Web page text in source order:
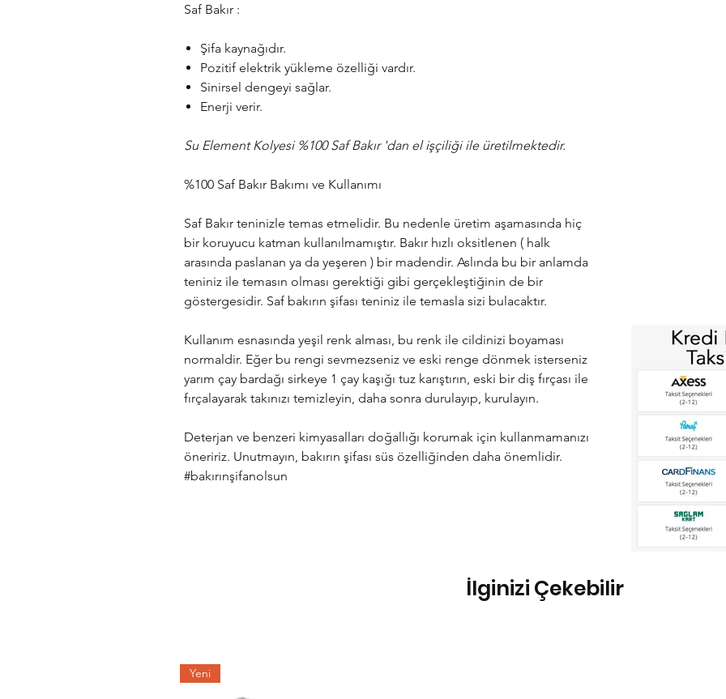
Saf Bakır :
Şifa kaynağıdır.
Pozitif elektrik yükleme özelliği vardır.
Sinirsel dengeyi sağlar.
Enerji verir.
Su Element Kolyesi %100 Saf Bakır 'dan el işçiliği ile üretilmektedir.
%100 Saf Bakır Bakımı ve Kullanımı
Saf Bakır teninizle temas etmelidir. Bu nedenle üretim aşamasında hiç
bir koruyucu katman kullanılmamıştır. Bakır hızlı oksitlenen ( halk
arasında paslanan ya da yeşeren ) bir madendir. Aslında bu bir anlamda
teniniz ile temasın olması gerektiği gibi gerçekleştiğinin de bir
göstergesidir. Saf bakırın şifası teniniz ile temasla sizi bulacaktır.
Kullanım esnasında yeşil renk alması, bu renk ile cildinizi boyaması
normaldir. Eğer bu rengi sevmezseniz ve eski renge dönmek isterseniz
yarım çay bardağı sirkeye 1 çay kaşığı tuz karıştırın, eski bir diş fırçası ile
fırçalayarak takınızı temizleyin, daha sonra durulayıp, kurulayın.
Deterjan ve benzeri kimyasalları doğallığı korumak için kullanmamanızı
öneririz. Unutmayın, bakırın şifası süs özelliğinden daha önemlidir.
#bakırınşifanolsun
İlginizi Çekebilir
Yeni